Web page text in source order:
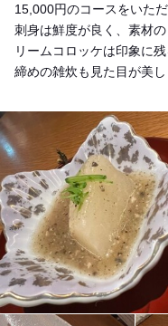
15,000円のコースをいただ
刺身は鮮度が良く、素材
リームコロッケは印象に残
締めの雑炊も見た目が美し